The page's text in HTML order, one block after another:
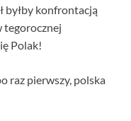
byłby konfrontacją
tegorocznej
Polak!
raz pierwszy, polska